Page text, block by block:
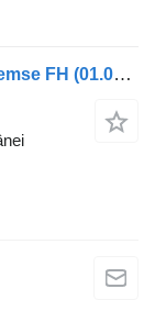
Supapă de comandă a frânei Knorr-Bremse FH (01.05-) K019821 pentru cap tractor Volvo FH12, FH16, NH12, FH, VNL780 (1993-2014)